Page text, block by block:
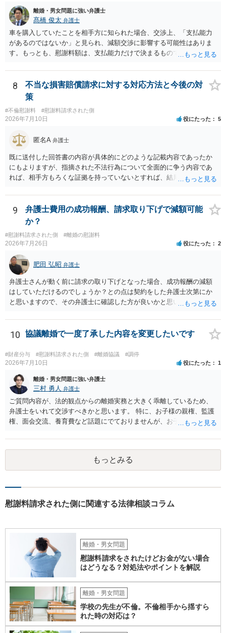
最後に、ご依頼になる場合の弁護士費用は、ご依頼になる弁護士によ
り異なりますので、直接ご確認いただくといいですよ。 ご質問に対す
る回答は以上ですが、可能であれば、ご依頼になるかは別にして、お
近くの弁護士に直接相談されて、今後の対応についてアドバイスを求
めることをおすすめいたします。 ご参考にしていただけますと幸いで
す。
離婚・男女問題に強い弁護士
髙橋 俊太 弁護士
車を購入していたことを相手方に知られた場合、交渉上、「支払能力
があるのではないか」と見られ、減額交渉に影響する可能性はありま
す。もっとも、慰謝料額は、支払能力だけで決まるものではなく、不
響、離婚・別居の有無、証拠関係等によって判断されます。 ご記載の
ように、LINEのやり取りと数回の食事のみで性交渉がないのであれ
ば、原則として不貞慰謝料支払義務は否定されます。他方で、性交渉
姻共同生活の平穏を害したとして、例外的に慰謝料支払義務が肯定さ
れることもあります。 すでに弁護士に依頼されているのであれば、車
の購入事情も含めて説明し、支払能力の問題と、そもそもの慰謝料額
の相当性を分けて交渉してもらう方がよいでしょう。
8
不当な損害賠償請求に対する対応方法と今後の対
策
#不倫慰謝料 #慰謝料請求された側
2026年7月10日 役にたった 5
匿名A 弁護士
既に送付した回答書の内容が具体的にどのような記載内容であったか
にもよりますが、指摘された不法行為について全面的に争う内容であ
れば、相手方もろくな証拠を持っていないとすれば、結局は何もなく
晴らす」ことが最重要なのであれば、むしろ、相手方から訴訟を提起
して貰い、あなたが勝訴（請求棄却）して不法行為が存在しなかった
ことを公に認めてもらった方が（精神安定の面でも）ベターなのでは
ないかとも思えます。そうであれば、「訴えられる」ことを怖がる必
要はなく、むしろ「出るところへ出ましょう」という態度の方が妥当
です。 ただ、冒頭で述べたとおりこちらが強気に出て相手方に十分な
証拠がない場合には提訴されず消化不良状態で終わってしまう危険も
ありますので、名誉回復を重視するなら、逆に相手方を被告として債
務不存在確認請求訴訟を提起することも考えられます（事案によって
は、十分な根拠もなく不法行為と決めつけたことに対する慰謝料請求
も併せて行う）。 しかしながら、訴訟への対応は（仮に弁護士へ対応
を任せるとしても）気力が必要であり、精神疾患を抱えながら対応す
るのはしんどい面があります。 名誉回復を重視してとことん毅然と対
応するのがよいのか、それとも相手方の主張の一部をある程度受け入
れて（紛らわしい言動があったとして）示談や和解で収めるか、とい
すので、地元の複数の弁護士に聞いてみた方がよいと思います。
9
弁護士費用の成功報酬、請求取り下げで減額可能
か？
#慰謝料請求された側 #離婚の慰謝料
2026年7月26日 役にたった 2
肥田 弘昭 弁護士
弁護士さんが動く前に請求の取り下げとなった場合、成功報酬の減額
はしていただけるのでしょうか？との点は契約をした弁護士次第にか
と思いますので、その弁護士に確認した方が良いかと思います。ご参
10 協議離婚で一度了承した内容を変更したいです
#財産分与 #慰謝料請求された側 #離婚協議 #調停
2026年7月10日 役にたった 1
離婚・男女問題に強い弁護士
三村 勇人 弁護士
ご質問内容が、法的観点からの離婚実務と大きく乖離しているため、
弁護士をいれて交渉すべきかと思います。 特に、お子様の親権、監護
権、面会交流、養育費など話題にでておりませんが、お子様の権利を
れを決めなかったために生じる質問がこの法律相談でも多くあげられ
ます。 一生に一度あるかないかの離婚という法律問題ですので、お近
くの弁護士事務所にご相談されることをお勧めします。
もっとみる
慰謝料請求された側に関連する法律相談コラム
離婚・男女問題
慰謝料請求をされたけどお金がない場合
はどうなる？対処法やポイントを解説
離婚・男女問題
学校の先生が不倫。不倫相手から揺すら
れた時の対応は？